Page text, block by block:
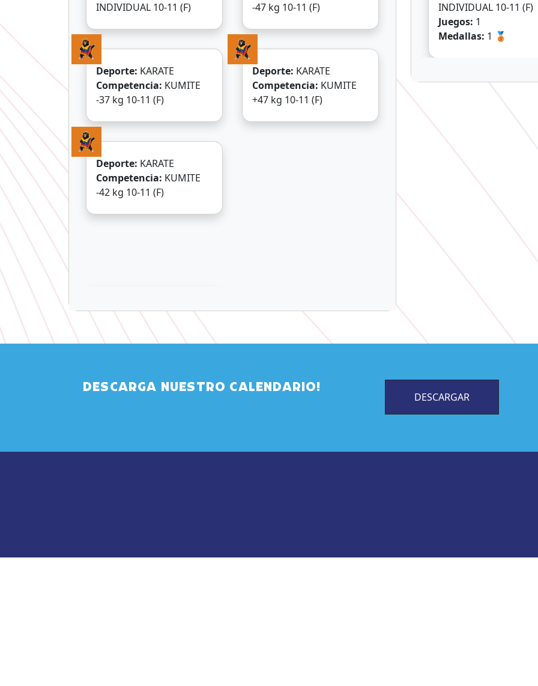
INDIVIDUAL 10-11 (F)
Deporte: KARATE
Competencia: KUMITE
-37 kg 10-11 (F)
Deporte: KARATE
Competencia: KUMITE
-42 kg 10-11 (F)
-47 kg 10-11 (F)
Deporte: KARATE
Competencia: KUMITE
+47 kg 10-11 (F)
INDIVIDUAL 10-11 (F)
Juegos: 1
Medallas: 1 🥉
DESCARGA NUESTRO CALENDARIO!
DESCARGAR